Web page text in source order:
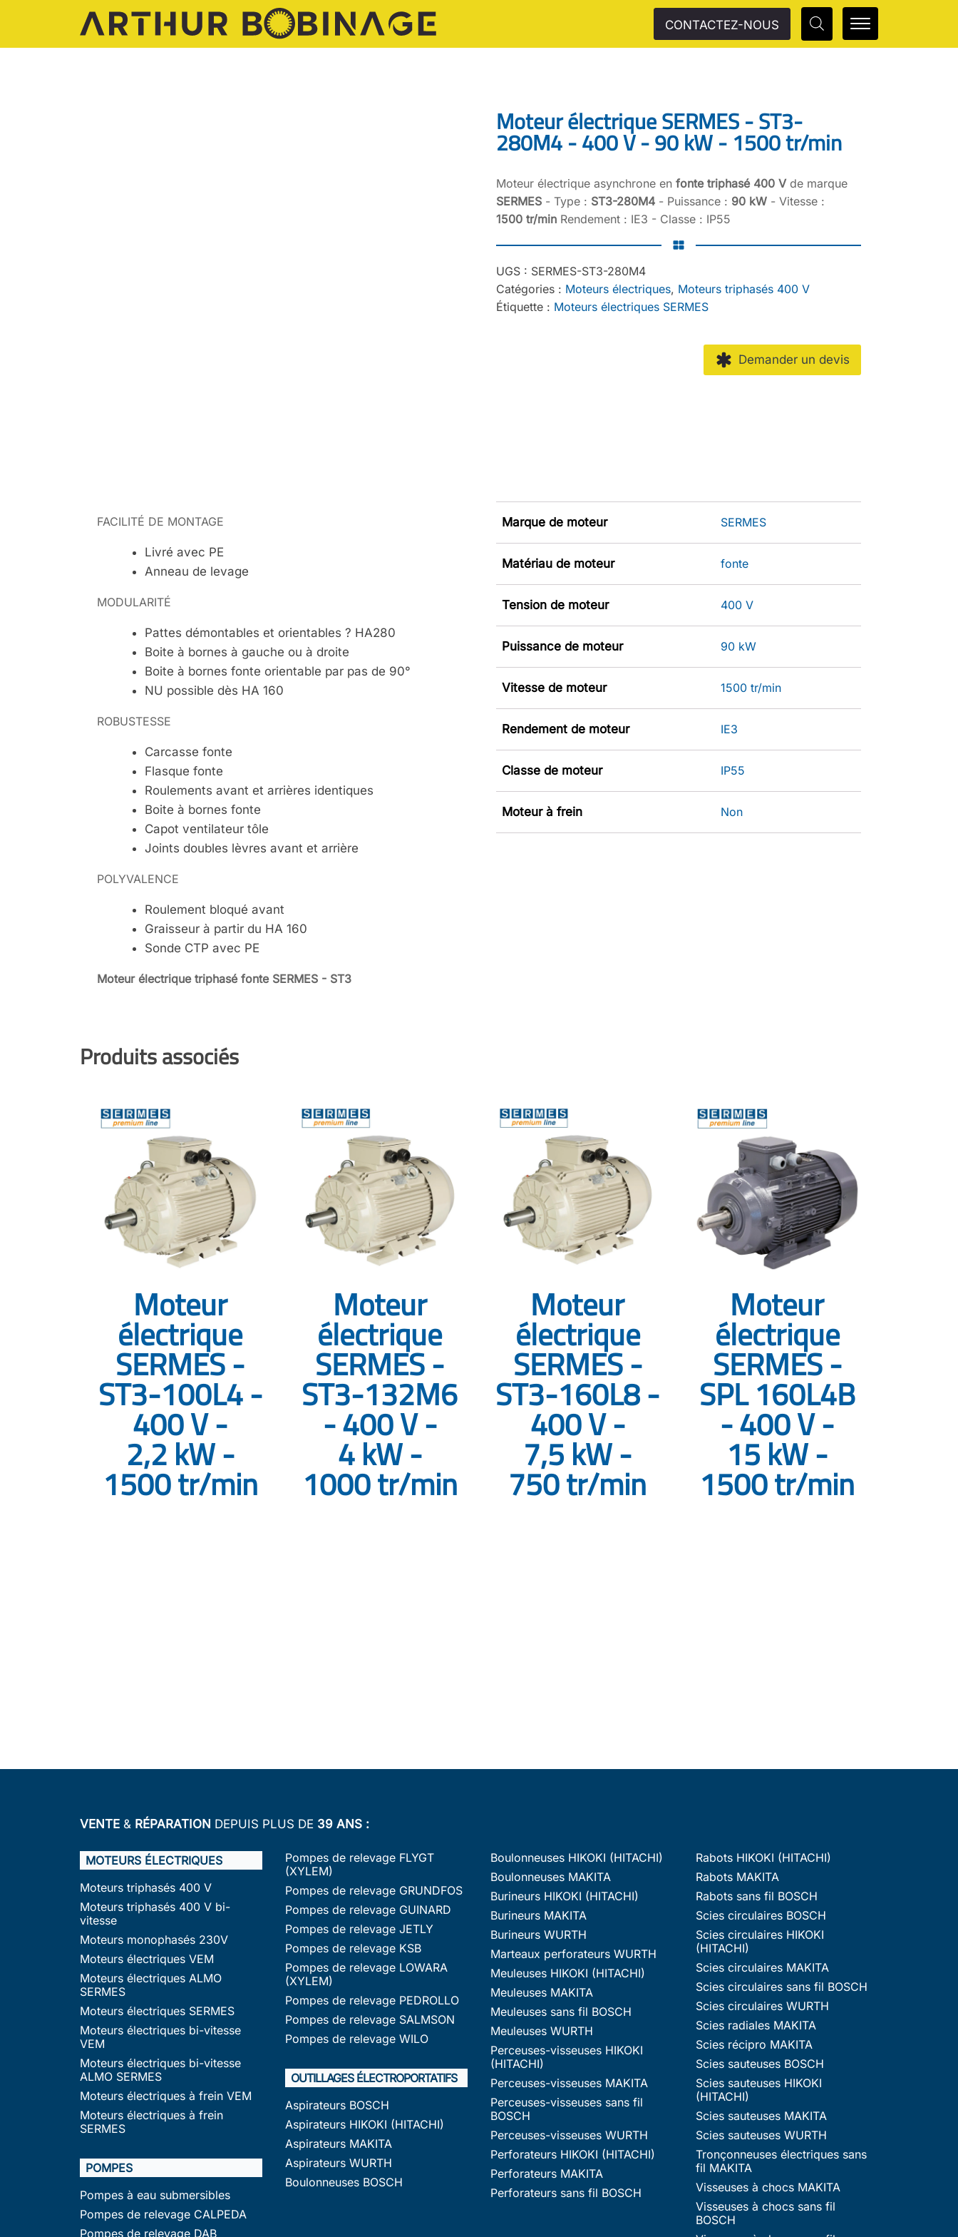
CONTACTEZ-NOUS
Moteur électrique SERMES - ST3-
280M4 - 400 V - 90 kW - 1500 tr/min
Moteur électrique asynchrone en fonte triphasé 400 V de marque
SERMES - Type : ST3-280M4 - Puissance : 90 kW - Vitesse :
1500 tr/min Rendement : IE3 - Classe : IP55
UGS : SERMES-ST3-280M4
Catégories : Moteurs électriques, Moteurs triphasés 400 V
Étiquette : Moteurs électriques SERMES
Demander un devis
FACILITÉ DE MONTAGE
Livré avec PE
Anneau de levage
MODULARITÉ
Pattes démontables et orientables ? HA280
Boite à bornes à gauche ou à droite
Boite à bornes fonte orientable par pas de 90°
NU possible dès HA 160
ROBUSTESSE
Carcasse fonte
Flasque fonte
Roulements avant et arrières identiques
Boite à bornes fonte
Capot ventilateur tôle
Joints doubles lèvres avant et arrière
POLYVALENCE
Roulement bloqué avant
Graisseur à partir du HA 160
Sonde CTP avec PE
Moteur électrique triphasé fonte SERMES - ST3
Marque de moteur SERMES
Matériau de moteur fonte
Tension de moteur 400 V
Puissance de moteur 90 kW
Vitesse de moteur 1500 tr/min
Rendement de moteur IE3
Classe de moteur IP55
Moteur à frein Non
Produits associés
Moteur
électrique
SERMES -
ST3-100L4 -
400 V -
2,2 kW -
1500 tr/min
Moteur
électrique
SERMES -
ST3-132M6
- 400 V -
4 kW -
1000 tr/min
Moteur
électrique
SERMES -
ST3-160L8 -
400 V -
7,5 kW -
750 tr/min
Moteur
électrique
SERMES -
SPL 160L4B
- 400 V -
15 kW -
1500 tr/min
VENTE & RÉPARATION DEPUIS PLUS DE 39 ANS :
MOTEURS ÉLECTRIQUES
Moteurs triphasés 400 V
Moteurs triphasés 400 V bi-
vitesse
Moteurs monophasés 230V
Moteurs électriques VEM
Moteurs électriques ALMO
SERMES
Moteurs électriques SERMES
Moteurs électriques bi-vitesse
VEM
Moteurs électriques bi-vitesse
ALMO SERMES
Moteurs électriques à frein VEM
Moteurs électriques à frein
SERMES
POMPES
Pompes à eau submersibles
Pompes de relevage CALPEDA
Pompes de relevage DAB
Pompes de relevage FLYGT
(XYLEM)
Pompes de relevage GRUNDFOS
Pompes de relevage GUINARD
Pompes de relevage JETLY
Pompes de relevage KSB
Pompes de relevage LOWARA
(XYLEM)
Pompes de relevage PEDROLLO
Pompes de relevage SALMSON
Pompes de relevage WILO
OUTILLAGES ÉLECTROPORTATIFS
Aspirateurs BOSCH
Aspirateurs HIKOKI (HITACHI)
Aspirateurs MAKITA
Aspirateurs WURTH
Boulonneuses BOSCH
Boulonneuses HIKOKI (HITACHI)
Boulonneuses MAKITA
Burineurs HIKOKI (HITACHI)
Burineurs MAKITA
Burineurs WURTH
Marteaux perforateurs WURTH
Meuleuses HIKOKI (HITACHI)
Meuleuses MAKITA
Meuleuses sans fil BOSCH
Meuleuses WURTH
Perceuses-visseuses HIKOKI
(HITACHI)
Perceuses-visseuses MAKITA
Perceuses-visseuses sans fil
BOSCH
Perceuses-visseuses WURTH
Perforateurs HIKOKI (HITACHI)
Perforateurs MAKITA
Perforateurs sans fil BOSCH
Rabots HIKOKI (HITACHI)
Rabots MAKITA
Rabots sans fil BOSCH
Scies circulaires BOSCH
Scies circulaires HIKOKI
(HITACHI)
Scies circulaires MAKITA
Scies circulaires sans fil BOSCH
Scies circulaires WURTH
Scies radiales MAKITA
Scies récipro MAKITA
Scies sauteuses BOSCH
Scies sauteuses HIKOKI
(HITACHI)
Scies sauteuses MAKITA
Scies sauteuses WURTH
Tronçonneuses électriques sans
fil MAKITA
Visseuses à chocs MAKITA
Visseuses à chocs sans fil
BOSCH